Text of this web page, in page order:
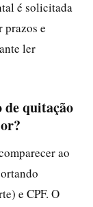
é solicitada
prazos e
ler
quitação
ao
e CPF. O